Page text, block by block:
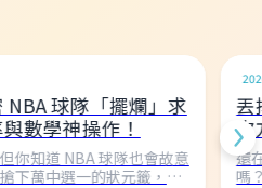
球隊「擺爛」求
數學神操作！
你知道 NBA 球隊也會故意
下萬中選一的狀元籤，球
丟
次
還
嗎